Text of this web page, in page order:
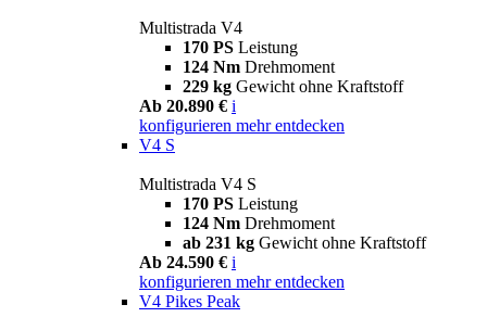
Multistrada V4
170 PS Leistung
124 Nm Drehmoment
229 kg Gewicht ohne Kraftstoff
Ab 20.890 € i
konfigurieren mehr entdecken
V4 S
Multistrada V4 S
170 PS Leistung
124 Nm Drehmoment
ab 231 kg Gewicht ohne Kraftstoff
Ab 24.590 € i
konfigurieren mehr entdecken
V4 Pikes Peak